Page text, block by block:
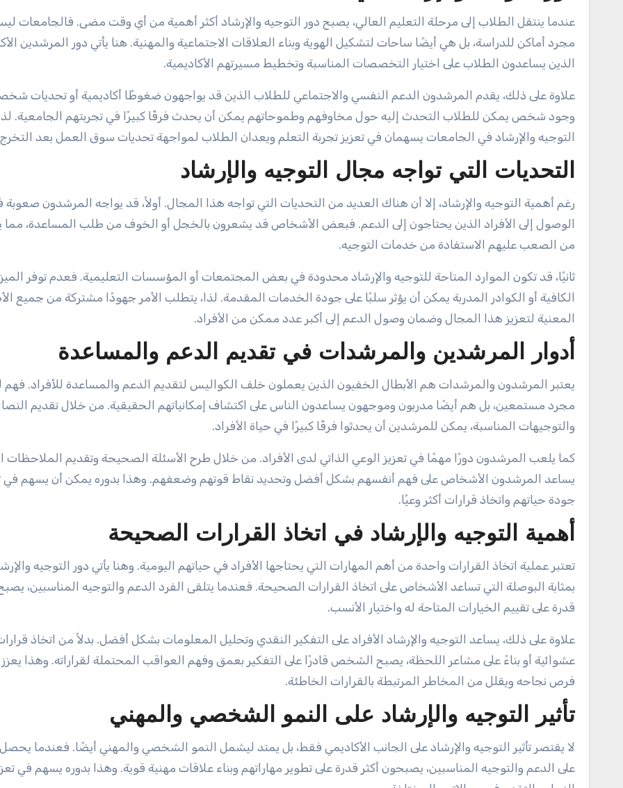
عندما ينتقل الطلاب إلى مرحلة التعليم العالي، يصبح دور التوجيه والإرشاد أكثر أهمية من أي وقت مضى. فالجامعات
مجرد أماكن للدراسة، بل هي أيضًا ساحات لتشكيل الهوية وبناء العلاقات الاجتماعية والمهنية. هنا يأتي دور المرشدين
الذين يساعدون الطلاب على اختيار التخصصات المناسبة وتخطيط مسيرتهم الأكاديمية.
علاوة على ذلك، يقدم المرشدون الدعم النفسي والاجتماعي للطلاب الذين قد يواجهون ضغوطًا أكاديمية أو تحديات
وجود شخص يمكن للطلاب التحدث إليه حول مخاوفهم وطموحاتهم يمكن أن يحدث فرقًا كبيرًا في تجربتهم الجامعية.
التوجيه والإرشاد في الجامعات يسهمان في تعزيز تجربة التعلم ويعدان الطلاب لمواجهة تحديات سوق العمل بعد
التحديات التي تواجه مجال التوجيه والإرشاد
رغم أهمية التوجيه والإرشاد، إلا أن هناك العديد من التحديات التي تواجه هذا المجال. أولاً، قد يواجه المرشدون صعوبة
الوصول إلى الأفراد الذين يحتاجون إلى الدعم. فبعض الأشخاص قد يشعرون بالخجل أو الخوف من طلب المساعدة،
من الصعب عليهم الاستفادة من خدمات التوجيه.
ثانيًا، قد تكون الموارد المتاحة للتوجيه والإرشاد محدودة في بعض المجتمعات أو المؤسسات التعليمية. فعدم توفر
الكافية أو الكوادر المدربة يمكن أن يؤثر سلبًا على جودة الخدمات المقدمة. لذا، يتطلب الأمر جهودًا مشتركة من جميع
المعنية لتعزيز هذا المجال وضمان وصول الدعم إلى أكبر عدد ممكن من الأفراد.
أدوار المرشدين والمرشدات في تقديم الدعم والمساعدة
يعتبر المرشدون والمرشدات هم الأبطال الخفيون الذين يعملون خلف الكواليس لتقديم الدعم والمساعدة للأفراد. فهم
مجرد مستمعين، بل هم أيضًا مدربون وموجهون يساعدون الناس على اكتشاف إمكانياتهم الحقيقية. من خلال تقديم
والتوجيهات المناسبة، يمكن للمرشدين أن يحدثوا فرقًا كبيرًا في حياة الأفراد.
كما يلعب المرشدون دورًا مهمًا في تعزيز الوعي الذاتي لدى الأفراد. من خلال طرح الأسئلة الصحيحة وتقديم الملاحظات
يساعد المرشدون الأشخاص على فهم أنفسهم بشكل أفضل وتحديد نقاط قوتهم وضعفهم. وهذا بدوره يمكن أن يسهم
جودة حياتهم واتخاذ قرارات أكثر وعيًا.
أهمية التوجيه والإرشاد في اتخاذ القرارات الصحيحة
تعتبر عملية اتخاذ القرارات واحدة من أهم المهارات التي يحتاجها الأفراد في حياتهم اليومية. وهنا يأتي دور التوجيه
بمثابة البوصلة التي تساعد الأشخاص على اتخاذ القرارات الصحيحة. فعندما يتلقى الفرد الدعم والتوجيه المناسبين، يصبح
قدرة على تقييم الخيارات المتاحة له واختيار الأنسب.
علاوة على ذلك، يساعد التوجيه والإرشاد الأفراد على التفكير النقدي وتحليل المعلومات بشكل أفضل. بدلاً من اتخاذ
عشوائية أو بناءً على مشاعر اللحظة، يصبح الشخص قادرًا على التفكير بعمق وفهم العواقب المحتملة لقراراته. وهذا
فرص نجاحه ويقلل من المخاطر المرتبطة بالقرارات الخاطئة.
تأثير التوجيه والإرشاد على النمو الشخصي والمهني
لا يقتصر تأثير التوجيه والإرشاد على الجانب الأكاديمي فقط، بل يمتد ليشمل النمو الشخصي والمهني أيضًا. فعندما يحصل
على الدعم والتوجيه المناسبين، يصبحون أكثر قدرة على تطوير مهاراتهم وبناء علاقات مهنية قوية. وهذا بدوره يسهم في